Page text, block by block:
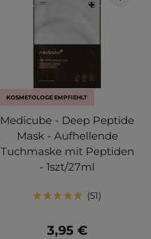
KOSMETOLOGE EMPFIEHLT
Medicube - Deep Peptide
Mask - Aufhellende
Tuchmaske mit Peptiden
- 1szt/27ml
51
3,95 €